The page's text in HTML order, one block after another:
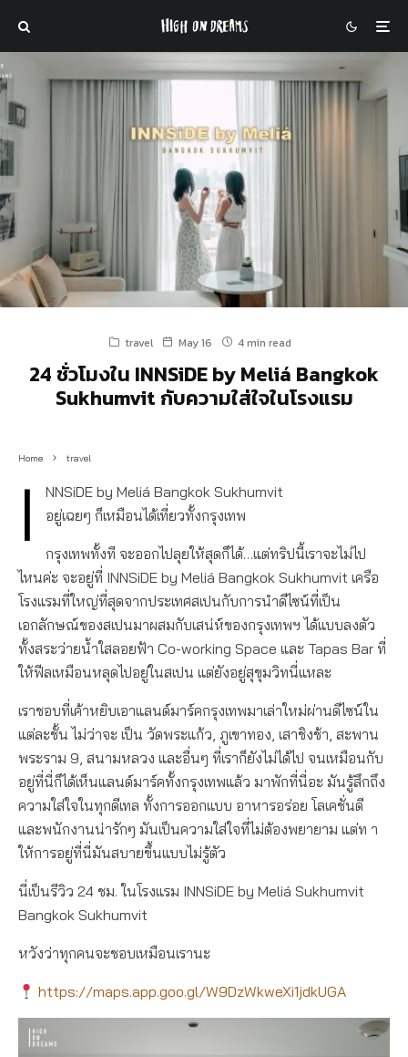
travel May 16 4 min read
24 ชั่วโมงใน INNSiDE by Meliá Bangkok
Sukhumvit กับความใส่ใจในโรงแรม
Home travel
I
NNSiDE by Meliá Bangkok Sukhumvit
อยู่เฉยๆ ก็เหมือนได้เที่ยวทั้งกรุงเทพ
กรุงเทพทั้งที จะออกไปลุยให้สุดก็ได้…แต่ทริปนี้เราจะไม่ไป
ไหนค่ะ จะอยู่ที่ INNSiDE by Meliá Bangkok Sukhumvit เครือ
โรงแรมที่ใหญ่ที่สุดจากประเทศสเปนกับการนำดีไซน์ที่เป็น
เอกลักษณ์ของสเปนมาผสมกับเสน่ห์ของกรุงเทพฯ ได้แบบลงตัว
ทั้งสระว่ายน้ำใสลอยฟ้า Co-working Space และ Tapas Bar ที่
ให้ฟีลเหมือนหลุดไปอยู่ในสเปน แต่ยังอยู่สุขุมวิทนี่แหละ
เราชอบที่เค้าหยิบเอาแลนด์มาร์คกรุงเทพมาเล่าใหม่ผ่านดีไซน์ใน
แต่ละชั้น ไม่ว่าจะ เป็น วัดพระแก้ว, ภูเขาทอง, เสาชิงช้า, สะพาน
พระราม 9, สนามหลวง และอื่นๆ ที่เราก็ยังไม่ได้ไป จนเหมือนกับ
อยู่ที่นี่ก็ได้เห็นแลนด์มาร์คทั้งกรุงเทพแล้ว มาพักที่นี่อะ มันรู้สึกถึง
ความใส่ใจในทุกดีเทล ทั้งการออกแบบ อาหารอร่อย โลเคชั่นดี
และพนักงานน่ารักๆ มันเป็นความใส่ใจที่ไม่ต้องพยายาม แต่ท า
ให้การอยู่ที่นี่มันสบายขึ้นแบบไม่รู้ตัว
นี่เป็นรีวิว 24 ชม. ในโรงแรม INNSiDE by Meliá Sukhumvit
Bangkok Sukhumvit
หวังว่าทุกคนจะชอบเหมือนเรานะ
https://maps.app.goo.gl/W9DzWkweXi1jdkUGA